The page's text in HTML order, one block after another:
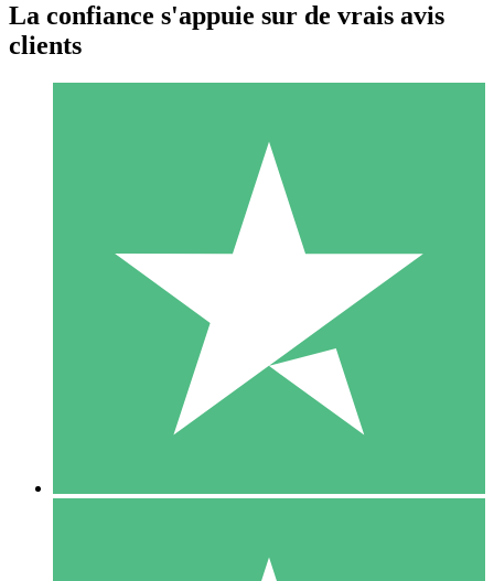
Packs de Crédits Individuels
Payez à l'utilisation avec des crédits de téléchargement. Sans
1 Téléchargement
10 00
10 Téléchargements
La confiance s'appuie sur de vrais avis
clients